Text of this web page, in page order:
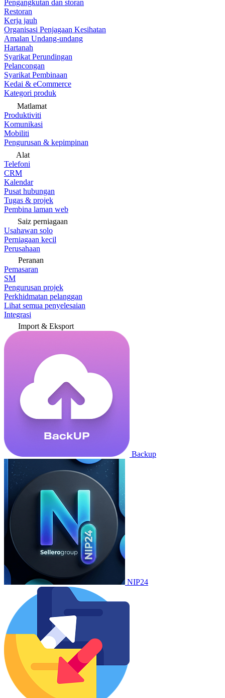
Pengangkutan dan storan
Restoran
Kerja jauh
Organisasi Penjagaan Kesihatan
Amalan Undang-undang
Hartanah
Syarikat Perundingan
Pelancongan
Syarikat Pembinaan
Kedai & eCommerce
Kategori produk
Matlamat
Produktiviti
Komunikasi
Mobiliti
Pengurusan & kepimpinan
Alat
Telefoni
CRM
Kalendar
Pusat hubungan
Tugas & projek
Pembina laman web
Saiz perniagaan
Usahawan solo
Perniagaan kecil
Perusahaan
Peranan
Pemasaran
SM
Pengurusan projek
Perkhidmatan pelanggan
Lihat semua penyelesaian
Integrasi
Import & Eksport
Backup
NIP24